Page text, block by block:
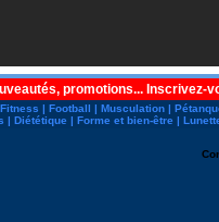
promotions... Inscrivez-
Fitness | Football | Musculation |
| Diététique | Forme et bien-être |